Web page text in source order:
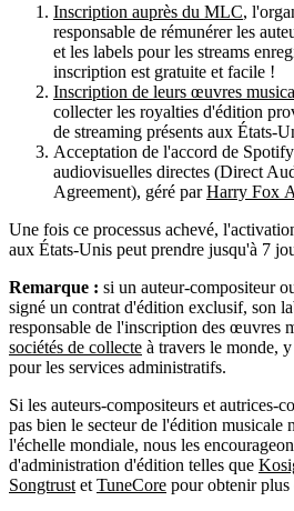
Inscription auprès du MLC,
responsable de rémunérer les
et les labels pour les streams
inscription est gratuite et facile !
Inscription de leurs œuvres
collecter les royalties d'édition
de streaming présents aux États-
Acceptation de l'accord de
audiovisuelles directes (Direct
Agreement), géré parHarry Fox
Une fois ce processus achevé,
aux États-Unis peut prendre jusqu'à 7
Remarque : si un auteur-compositeur
signé un contrat d'édition exclusif, son
responsable de l'inscription des œuvres
sociétés de collecte à travers le monde,
pour les services administratifs.
Si les auteurs-compositeurs et autrices-
pas bien le secteur de l'édition musicale
l'échelle mondiale, nous les
d'administration d'édition telles que
Songtrust et TuneCore pour obtenir